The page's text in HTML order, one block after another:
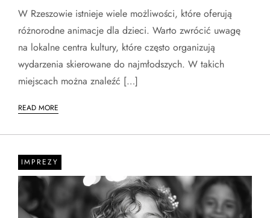
W Rzeszowie istnieje wiele możliwości, które oferują
różnorodne animacje dla dzieci. Warto zwrócić uwagę
na lokalne centra kultury, które często organizują
wydarzenia skierowane do najmłodszych. W takich
miejscach można znaleźć […]
READ MORE
IMPREZY